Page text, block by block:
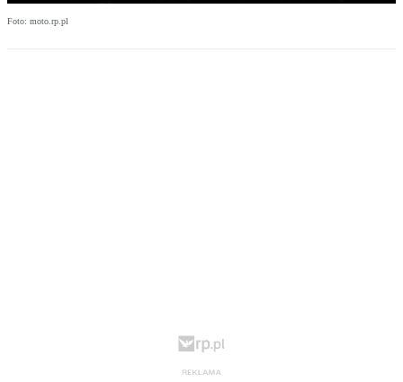
Foto: moto.rp.pl